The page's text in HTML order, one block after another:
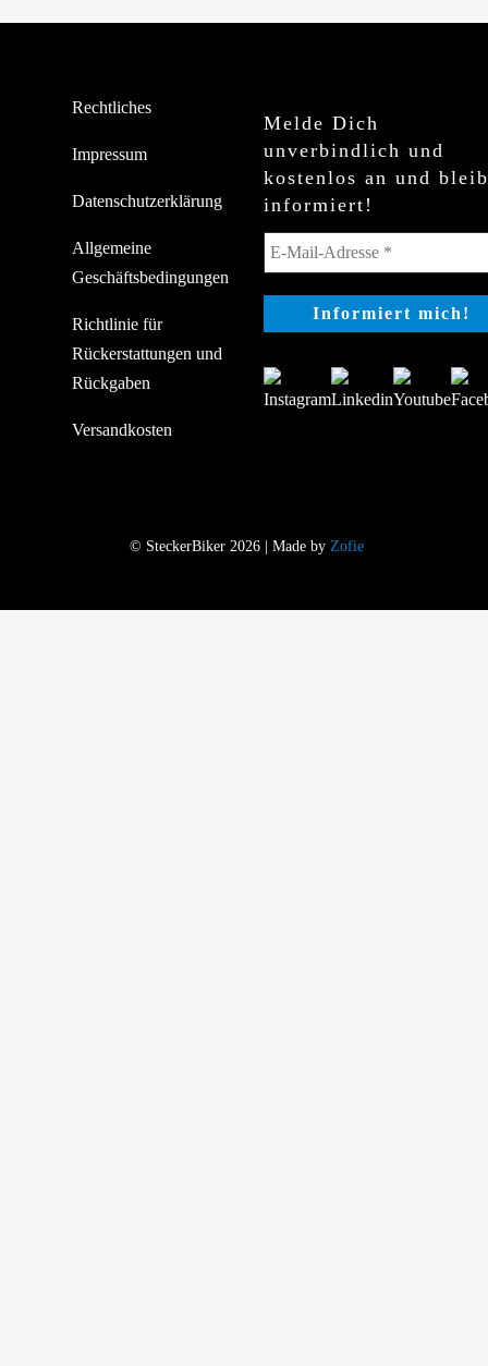
Rechtliches
Impressum
Datenschutzerklärung
Allgemeine
Geschäftsbedingungen
Richtlinie für
Rückerstattungen und
Rückgaben
Versandkosten
Melde Dich
unverbindlich und
kostenlos an und
informiert!
© SteckerBiker 2026 | Made by Zofie